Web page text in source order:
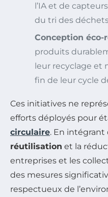
l’IA et de
du tri des
Conception éco-
produits
leur recyclage et
fin de leur cycle
Ces initiatives ne
efforts déployés pour
circulaire. En intégrant
réutilisation et la
entreprises et les
des mesures
respectueux de